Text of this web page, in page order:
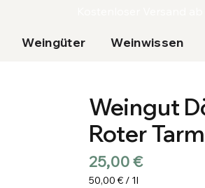
Weingüter Weinwissen
Weingut
Roter
25,00 €Preis
50,00 € / 1l